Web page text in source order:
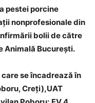
pestei porcine
nonprofesionale din
bolii de către
Animală Bucureşti.
care se încadrează în
Creţi),UAT